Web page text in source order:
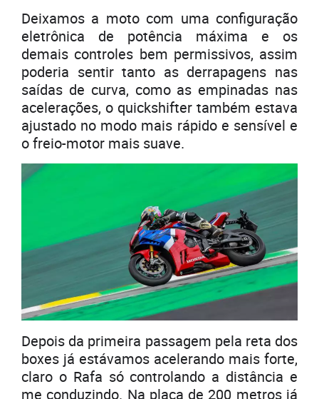
Deixamos a moto com uma configuração
eletrônica de potência máxima e os
demais controles bem permissivos, assim
poderia sentir tanto as derrapagens nas
saídas de curva, como as empinadas nas
acelerações, o quickshifter também estava
ajustado no modo mais rápido e sensível e
o freio-motor mais suave.
Depois da primeira passagem pela reta dos
boxes já estávamos acelerando mais forte,
claro o Rafa só controlando a distância e
me conduzindo. Na placa de 200 metros já